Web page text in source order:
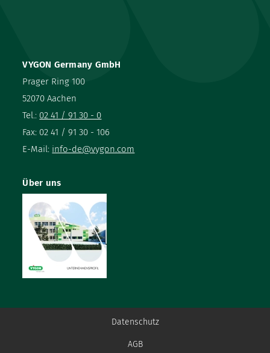
VYGON Germany GmbH
Prager Ring 100
52070 Aachen
Tel.: 02 41 / 91 30 - 0
Fax: 02 41 / 91 30 - 106
E-Mail: info-de@vygon.com
Über uns
Datenschutz
AGB